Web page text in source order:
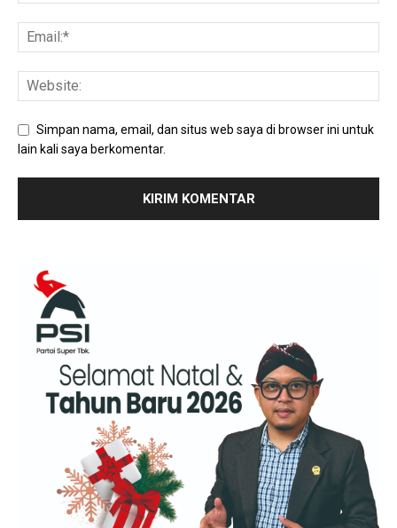
Simpan nama, email, dan situs web saya di browser ini untuk
lain kali saya berkomentar.